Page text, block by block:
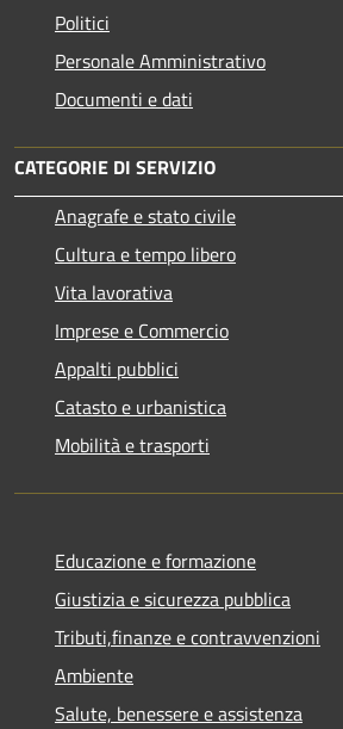
Politici
Personale Amministrativo
Documenti e dati
CATEGORIE DI SERVIZIO
Anagrafe e stato civile
Cultura e tempo libero
Vita lavorativa
Imprese e Commercio
Appalti pubblici
Catasto e urbanistica
Mobilità e trasporti
Educazione e formazione
Giustizia e sicurezza pubblica
Tributi,finanze e contravvenzioni
Ambiente
Salute, benessere e assistenza